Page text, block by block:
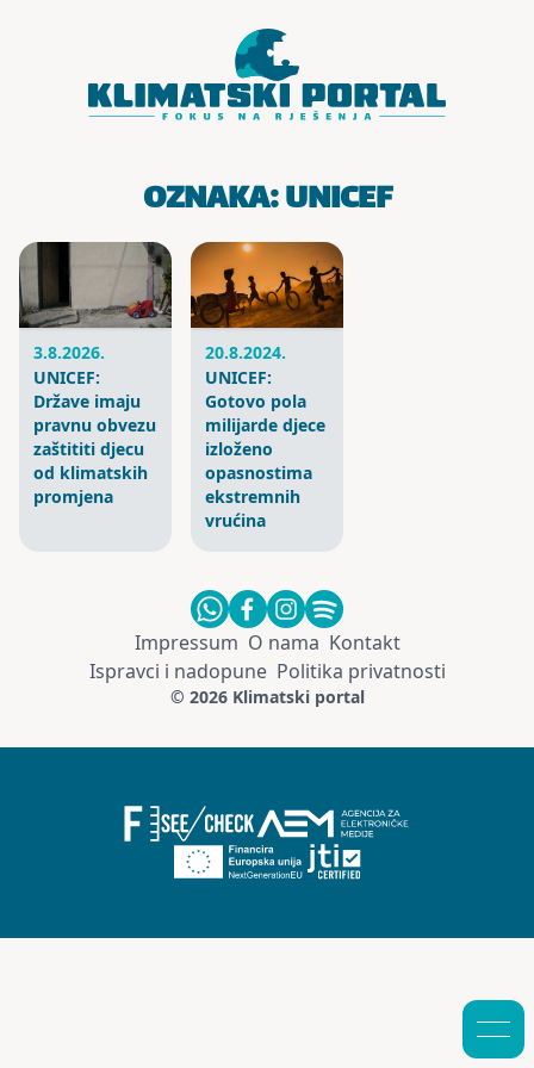
OZNAKA:UNICEF
3.8.2026.
UNICEF:
Države imaju
pravnu obvezu
zaštititi djecu
od klimatskih
promjena
20.8.2024.
UNICEF:
Gotovo pola
milijarde djece
izloženo
opasnostima
ekstremnih
vrućina
Impressum O nama Kontakt
Ispravci i nadopune Politika privatnosti
© 2026 Klimatski portal